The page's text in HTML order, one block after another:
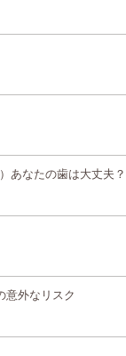
あなたの歯は大丈夫？
意外なリスク